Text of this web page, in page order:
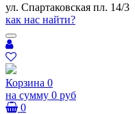
ул. Спартаковская пл. 14/3
как нас найти?
Корзина 0
на сумму 0 руб
0